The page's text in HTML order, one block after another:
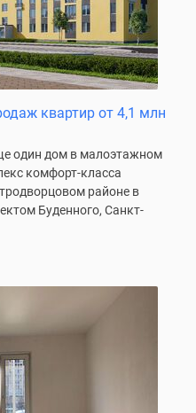
квартир от 4,1 млн
один дом в малоэтажном
комфорт-класса
районе в
Буденного, Санкт-